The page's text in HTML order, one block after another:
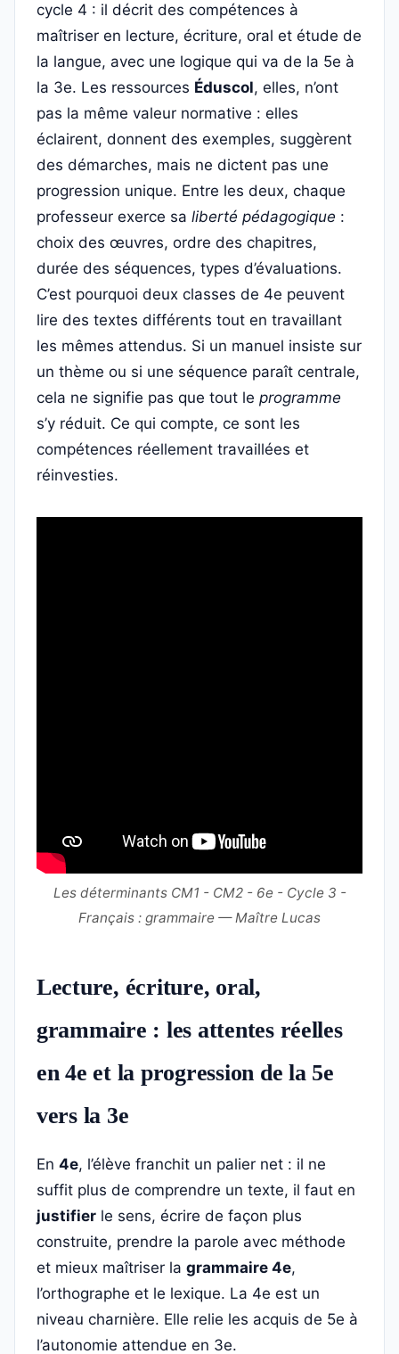
cycle 4 : il décrit des compétences à
maîtriser en lecture, écriture, oral et étude de
la langue, avec une logique qui va de la 5e à
la 3e. Les ressources Éduscol, elles, n’ont
pas la même valeur normative : elles
éclairent, donnent des exemples, suggèrent
des démarches, mais ne dictent pas une
progression unique. Entre les deux, chaque
professeur exerce sa liberté pédagogique :
choix des œuvres, ordre des chapitres,
durée des séquences, types d’évaluations.
C’est pourquoi deux classes de 4e peuvent
lire des textes différents tout en travaillant
les mêmes attendus. Si un manuel insiste sur
un thème ou si une séquence paraît centrale,
cela ne signifie pas que tout le programme
s’y réduit. Ce qui compte, ce sont les
compétences réellement travaillées et
réinvesties.
Les déterminants CM1 - CM2 - 6e - Cycle 3 -
Français : grammaire — Maître Lucas
Lecture, écriture, oral,
grammaire : les attentes réelles
en 4e et la progression de la 5e
vers la 3e
En 4e, l’élève franchit un palier net : il ne
suffit plus de comprendre un texte, il faut en
justifier le sens, écrire de façon plus
construite, prendre la parole avec méthode
et mieux maîtriser la grammaire 4e,
l’orthographe et le lexique. La 4e est un
niveau charnière. Elle relie les acquis de 5e à
l’autonomie attendue en 3e.